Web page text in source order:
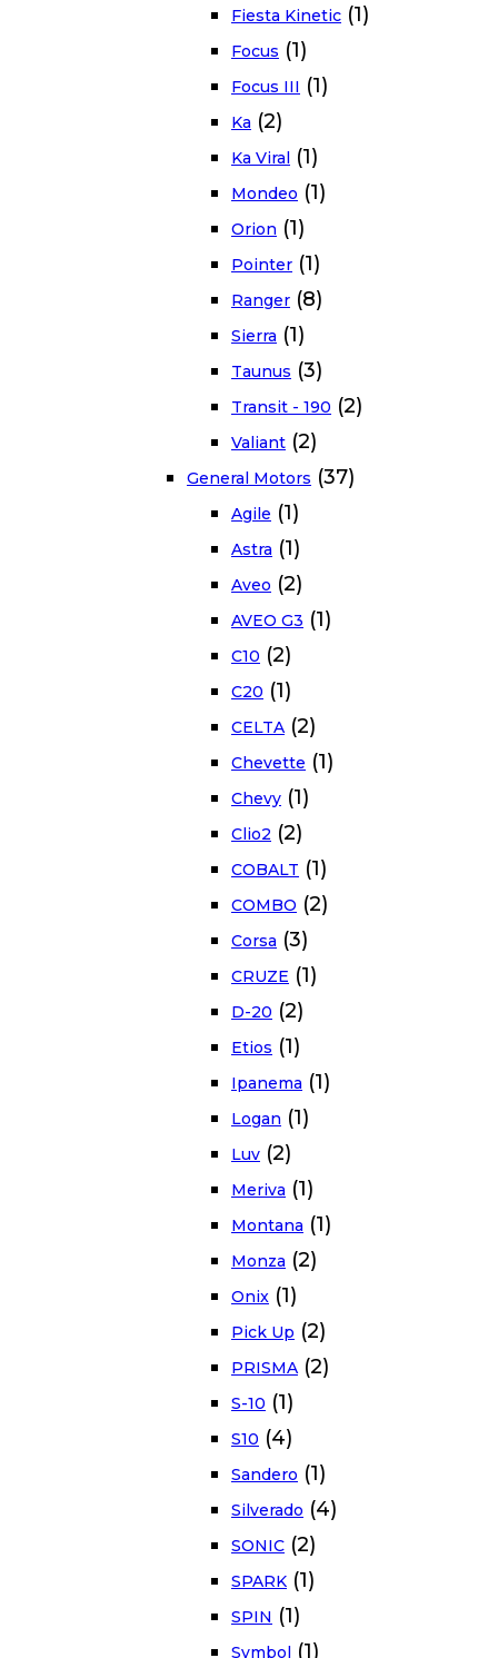
Fiesta Kinetic (1)
Focus (1)
Focus III (1)
Ka (2)
Ka Viral (1)
Mondeo (1)
Orion (1)
Pointer (1)
Ranger (8)
Sierra (1)
Taunus (3)
Transit - 190 (2)
Valiant (2)
General Motors (37)
Agile (1)
Astra (1)
Aveo (2)
AVEO G3 (1)
C10 (2)
C20 (1)
CELTA (2)
Chevette (1)
Chevy (1)
Clio2 (2)
COBALT (1)
COMBO (2)
Corsa (3)
CRUZE (1)
D-20 (2)
Etios (1)
Ipanema (1)
Logan (1)
Luv (2)
Meriva (1)
Montana (1)
Monza (2)
Onix (1)
Pick Up (2)
PRISMA (2)
S-10 (1)
S10 (4)
Sandero (1)
Silverado (4)
SONIC (2)
SPARK (1)
SPIN (1)
Symbol (1)